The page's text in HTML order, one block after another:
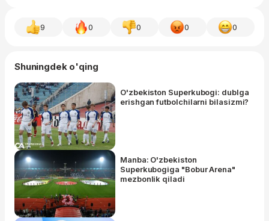
9 0 0 0 0
Shuningdek o'qing
O'zbekiston Superkubogi: dublga
erishgan futbolchilarni bilasizmi?
Manba: O'zbekiston
Superkubogiga "Bobur Arena"
mezbonlik qiladi